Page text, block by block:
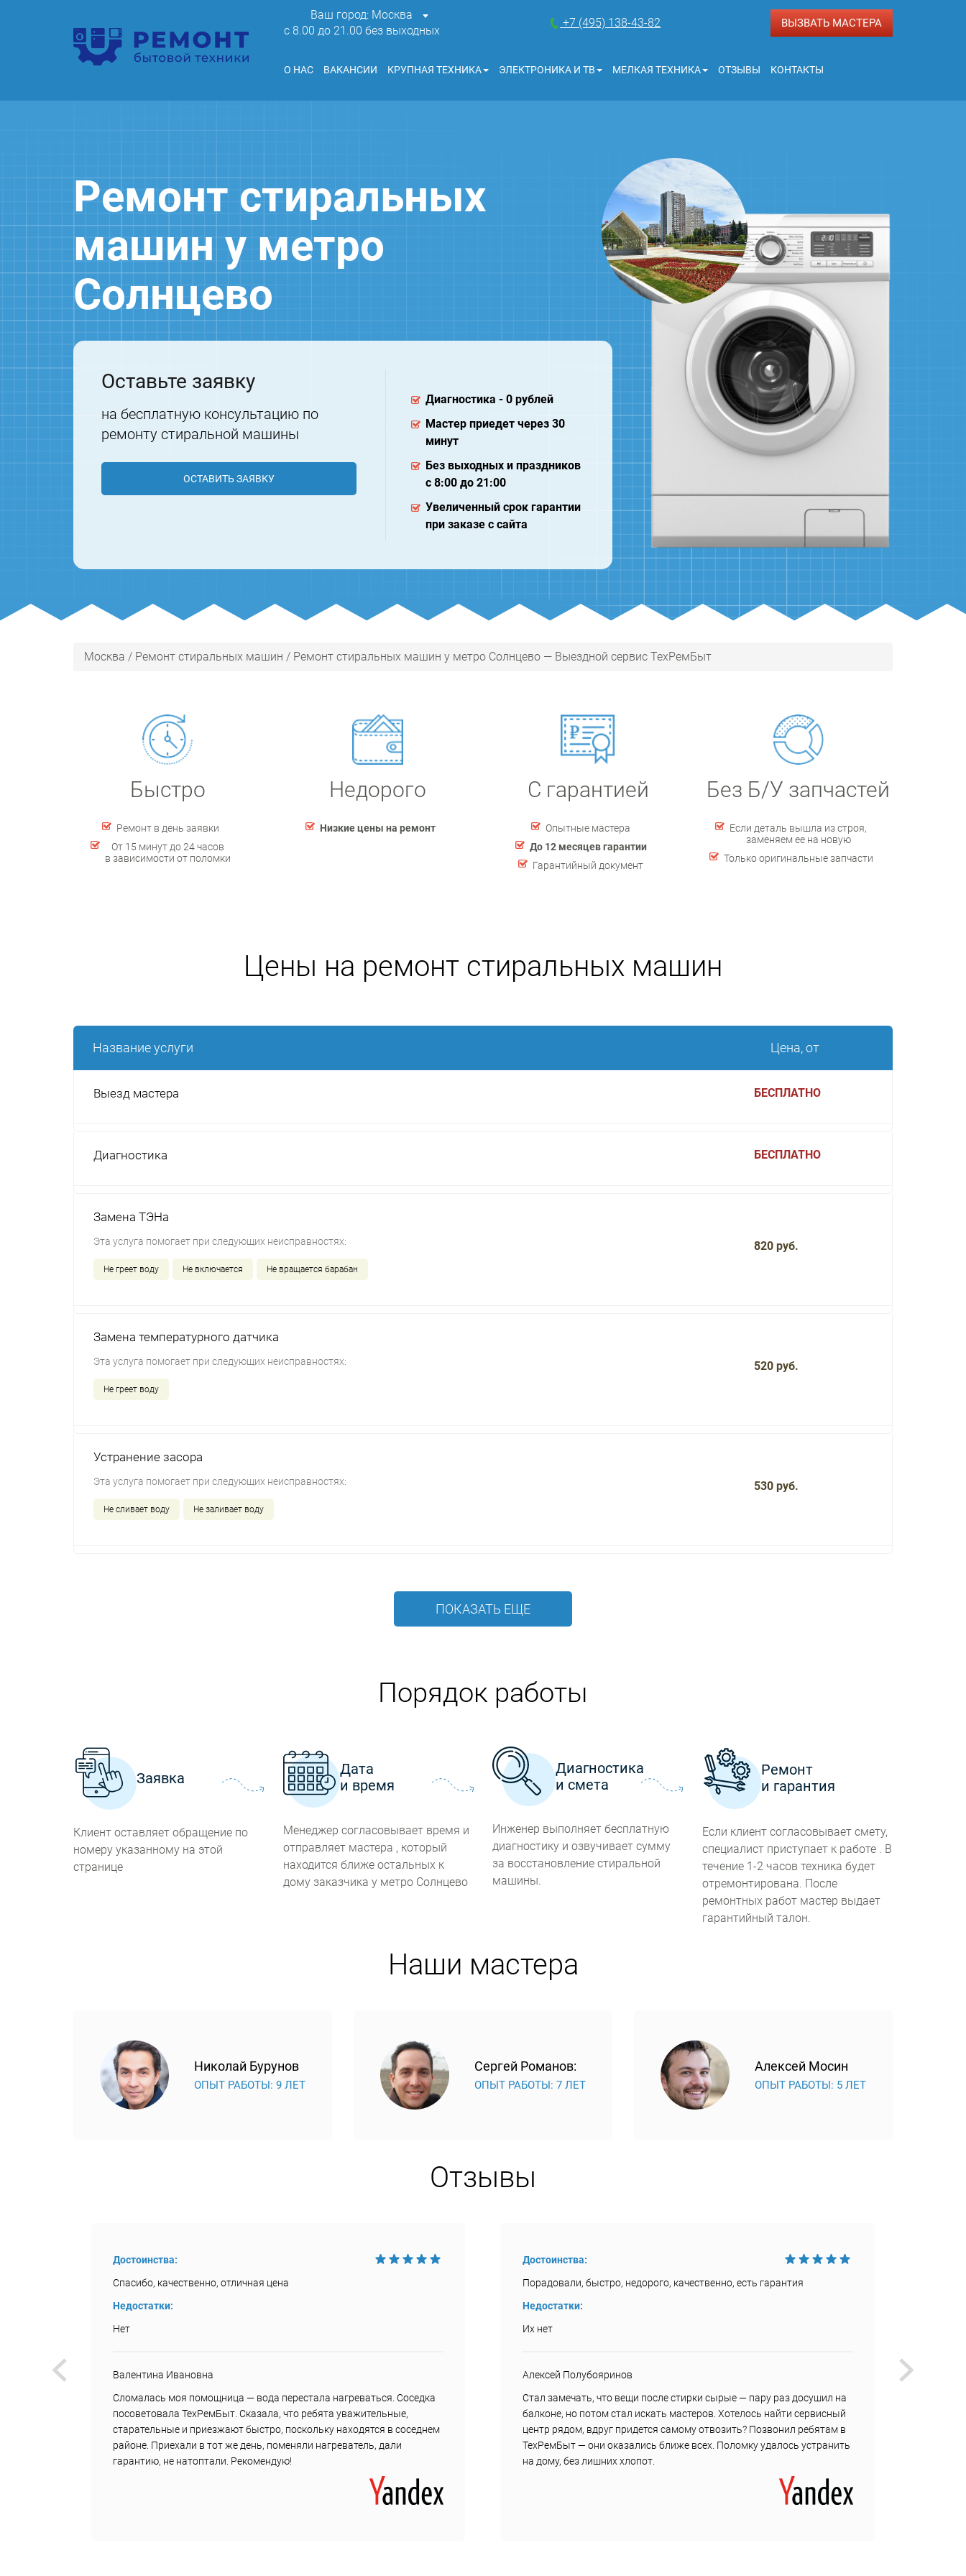
Ваш город: Москва
c 8.00 до 21.00 без выходных
+7 (495) 138-43-82 ВЫЗВАТЬ МАСТЕРА
О НАС ВАКАНСИИ КРУПНАЯ ТЕХНИКА ЭЛЕКТРОНИКА И ТВ МЕЛКАЯ ТЕХНИКА ОТЗЫВЫ КОНТАКТЫ
Ремонт стиральных
машин у метро
Солнцево
Оставьте заявку
на бесплатную консультацию по
ремонту стиральной машины
ОСТАВИТЬ ЗАЯВКУ
Диагностика - 0 рублей
Мастер приедет через 30
минут
Без выходных и праздников
с 8:00 до 21:00
Увеличенный срок гарантии
при заказе с сайта
Москва / Ремонт стиральных машин / Ремонт стиральных машин у метро Солнцево — Выездной сервис ТехРемБыт
Быстро
Ремонт в день заявки
От 15 минут до 24 часов
в зависимости от поломки
Недорого
Низкие цены на ремонт
С гарантией
Опытные мастера
До 12 месяцев гарантии
Гарантийный документ
Без Б/У запчастей
Если деталь вышла из строя,
заменяем ее на новую
Только оригинальные запчасти
Цены на ремонт стиральных машин
Название услуги Цена, от
Выезд мастера БЕСПЛАТНО
Диагностика БЕСПЛАТНО
Замена ТЭНа
Эта услуга помогает при следующих неисправностях:
Не греет воду Не включается Не вращается барабан
820 руб.
Замена температурного датчика
Эта услуга помогает при следующих неисправностях:
Не греет воду
520 руб.
Устранение засора
Эта услуга помогает при следующих неисправностях:
Не сливает воду Не заливает воду
530 руб.
ПОКАЗАТЬ ЕЩЕ
Порядок работы
Заявка
Клиент оставляет обращение по
номеру указанному на этой
странице
Дата
и время
Менеджер согласовывает время и
отправляет мастера , который
находится ближе остальных к
дому заказчика у метро Солнцево
Диагностика
и смета
Инженер выполняет бесплатную
диагностику и озвучивает сумму
за восстановление стиральной
машины.
Ремонт
и гарантия
Если клиент согласовывает смету,
специалист приступает к работе . В
течение 1-2 часов техника будет
отремонтирована. После
ремонтных работ мастер выдает
гарантийный талон.
Наши мастера
Николай Бурунов
ОПЫТ РАБОТЫ: 9 ЛЕТ
Сергей Романов:
ОПЫТ РАБОТЫ: 7 ЛЕТ
Алексей Мосин
ОПЫТ РАБОТЫ: 5 ЛЕТ
Отзывы
Достоинства:
Спасибо, качественно, отличная цена
Недостатки:
Нет
Валентина Ивановна
Сломалась моя помощница — вода перестала нагреваться. Соседка
посоветовала ТехРемБыт. Сказала, что ребята уважительные,
старательные и приезжают быстро, поскольку находятся в соседнем
районе. Приехали в тот же день, поменяли нагреватель, дали
гарантию, не натоптали. Рекомендую!
Достоинства:
Порадовали, быстро, недорого, качественно, есть гарантия
Недостатки:
Их нет
Алексей Полубояринов
Стал замечать, что вещи после стирки сырые — пару раз досушил на
балконе, но потом стал искать мастеров. Хотелось найти сервисный
центр рядом, вдруг придется самому отвозить? Позвонил ребятам в
ТехРемБыт — они оказались ближе всех. Поломку удалось устранить
на дому, без лишних хлопот.